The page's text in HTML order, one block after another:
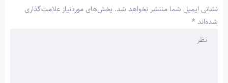
نشانی ایمیل شما منتشر نخواهد شد. بخش‌های موردنیاز علامت‌گذاری
شده‌اند *